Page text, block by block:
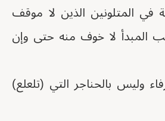
في المتلونين الذين لا موقف
المبدأ لا خوف منه حتى وإن
وليس بالحناجر التي (تلعلع)